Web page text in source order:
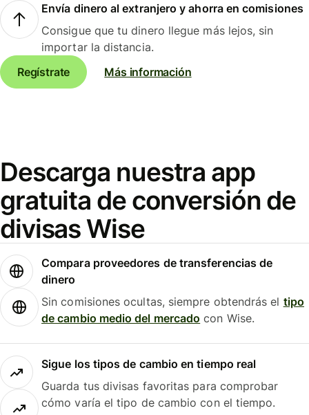
Envía dinero al extranjero y ahorra en comisiones
Consigue que tu dinero llegue más lejos, sin
importar la distancia.
Regístrate
Más información
Descarga nuestra app
gratuita de conversión de
divisas Wise
Compara proveedores de transferencias de
dinero
Sin comisiones ocultas, siempre obtendrás el tipo
de cambio medio del mercado con Wise.
Sigue los tipos de cambio en tiempo real
Guarda tus divisas favoritas para comprobar
cómo varía el tipo de cambio con el tiempo.